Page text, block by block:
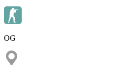
OG